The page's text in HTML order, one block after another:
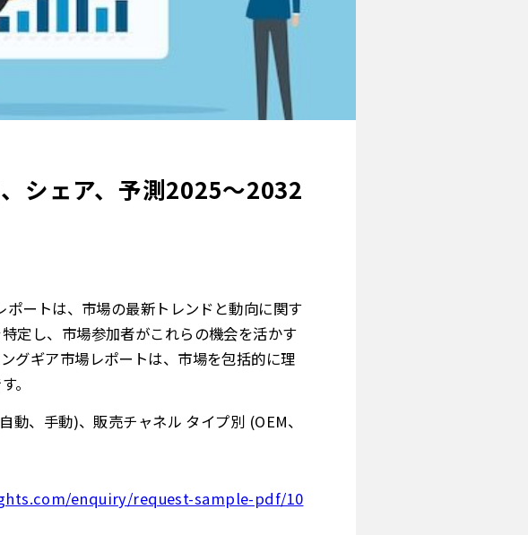
シェア、予測2025～2032
ポートは、市場の最新トレンドと動向に関す
定し、市場参加者がこれらの機会を活かす
グギア市場レポートは、市場を包括的に理
。
、手動)、販売チャネル タイプ別 (OEM、
enquiry/request-sample-pdf/10